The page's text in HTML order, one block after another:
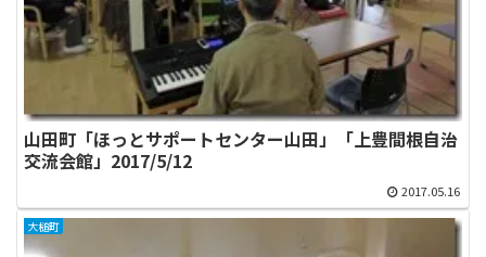
山田町「ほっとサポートセンター山田」「上豊間根自治
交流会館」2017/5/12
2017.05.16
大槌町